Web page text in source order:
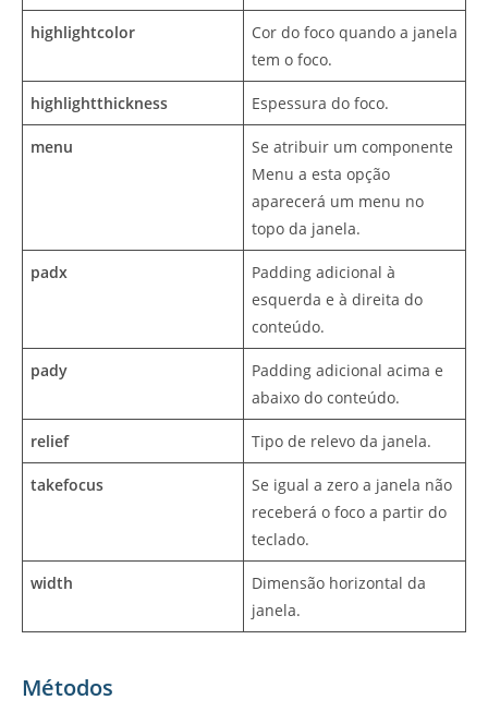
highlightcolor
Cor do foco quando a janela
tem o foco.
highlightthickness Espessura do foco.
menu
Se atribuir um componente
Menu a esta opção
aparecerá um menu no
topo da janela.
padx
Padding adicional à
esquerda e à direita do
conteúdo.
pady
Padding adicional acima e
abaixo do conteúdo.
relief Tipo de relevo da janela.
takefocus
Se igual a zero a janela não
receberá o foco a partir do
teclado.
width
Dimensão horizontal da
janela.
Métodos